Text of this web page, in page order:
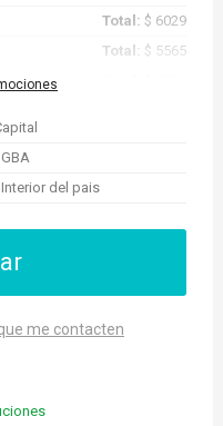
Total:$ 6029
Total: $ 5565
del pais
me contacten